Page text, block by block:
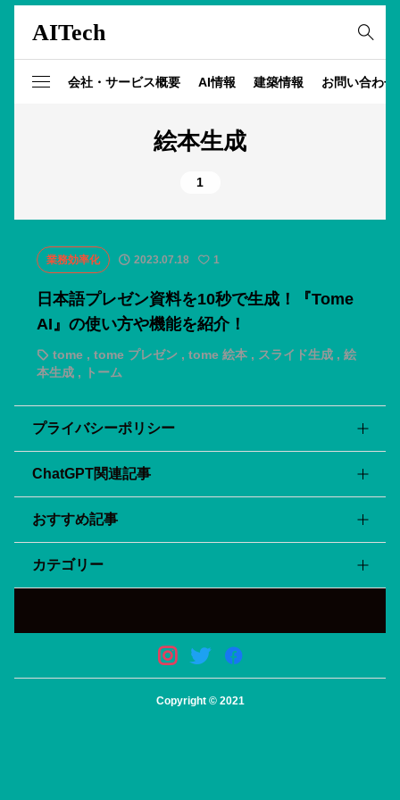
AITech
会社・サービス概要 AI情報 建築情報 お問い合わせ
絵本生成
1
業務効率化 2023.07.18 1
日本語プレゼン資料を10秒で生成！『Tome
AI』の使い方や機能を紹介！
tome , tome プレゼン , tome 絵本 , スライド生成 , 絵
本生成 , トーム
プライバシーポリシー
会社・サービス概要
ChatGPT関連記事
ChatGPT APIの料金を全て紹介！GPT3.5とGPT4-
Turbo、最新のGPT-4oについても！
APIを用いてChatGPTをスプレッドシートに組み込む方法
を解説！
ChatGPT(チャットGPT)無料版と有料版の違いは？有料版
の料金とメリットをご紹介！
おすすめ記事
『tl;dv』の使い方/料金/安全性を詳しく解説！zoom会議
の議事録を自動化！
『Gamma ai』の使い方・料金を紹介！
まずはここから！！初心者でも使えるおすすめのAI4選
カテゴリー
プラグイン
Copyright © 2021